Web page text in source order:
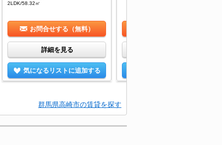
2LDK/58.32㎡
お問合せする（無料）
詳細を見る
気になるリストに追加する
群馬県高崎市の賃貸を探す